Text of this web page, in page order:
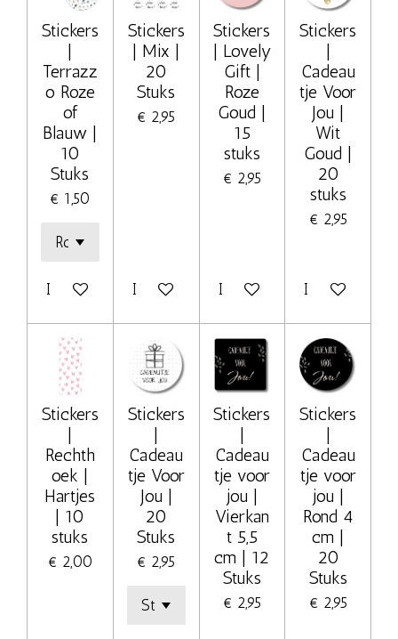
Stickers
|
Terrazz
o Roze
of
Blauw |
10
Stuks
€ 1,50
In winkelwagen
Stickers
| Mix |
20
Stuks
€ 2,95
In winkelwagen
Stickers
| Lovely
Gift |
Roze
Goud |
15
stuks
€ 2,95
In winkelwagen
Stickers
|
Cadeau
tje Voor
Jou |
Wit
Goud |
20
stuks
€ 2,95
In
Stickers
|
Rechth
oek |
Hartjes
| 10
stuks
€ 2,00
Stickers
|
Cadeau
tje Voor
Jou |
20
Stuks
€ 2,95
Stickers
|
Cadeau
tje voor
jou |
Vierkan
t 5,5
cm | 12
Stuks
€ 2,95
Stickers
|
Cadeau
tje voor
jou |
Rond 4
cm |
20
Stuks
€ 2,95